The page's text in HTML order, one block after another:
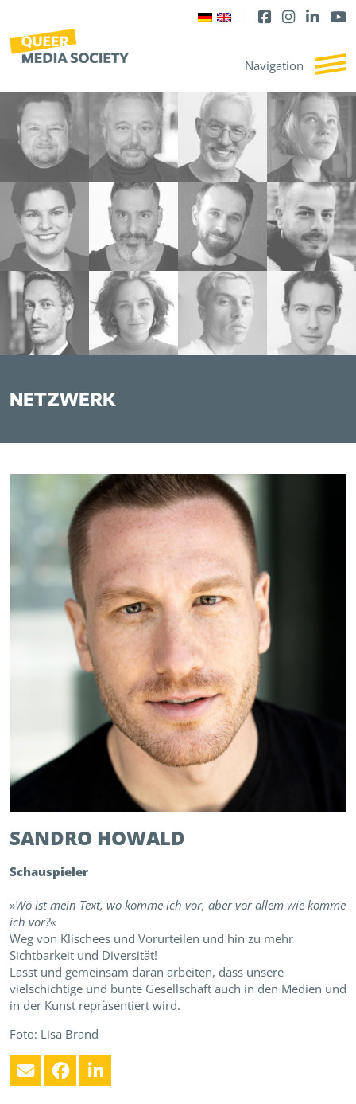
NETZWERK
SANDRO HOWALD
Schauspieler
»Wo ist mein Text, wo komme ich vor, aber vor allem wie komme
ich vor?«
Weg von Klischees und Vorurteilen und hin zu mehr
Sichtbarkeit und Diversität!
Lasst und gemeinsam daran arbeiten, dass unsere
vielschichtige und bunte Gesellschaft auch in den Medien und
in der Kunst repräsentiert wird.
Foto: Lisa Brand